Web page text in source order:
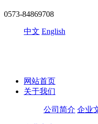
0573-84869708
中文 English
网站首页
关于我们
公司简介 企业